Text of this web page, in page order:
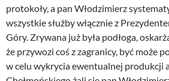
protokoły, a pan Włodzimierz
wszystkie służby włącznie z
Góry. Zrywana już była podłoga,
że przywozi coś z zagranicy, być może
w celu wykrycia ewentualnej produkcji